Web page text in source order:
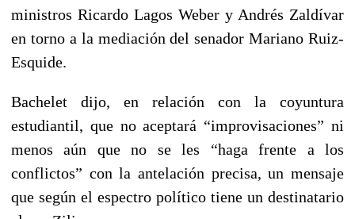
ministros Ricardo Lagos Weber y Andrés Zaldívar
en torno a la mediación del senador Mariano Ruiz-
Esquide.
Bachelet dijo, en relación con la coyuntura
estudiantil, que no aceptará “improvisaciones” ni
menos aún que no se les “haga frente a los
conflictos” con la antelación precisa, un mensaje
que según el espectro político tiene un destinatario